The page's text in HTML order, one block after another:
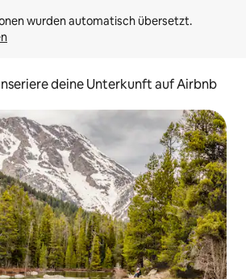
deine Unterkunft auf Airbnb